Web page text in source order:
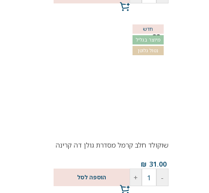
חדש
מיוצר בגליל
נטול גלוטן
שוקולד חלב קרמל מסדרת גולן דה קרינה
31.00
₪
-
+ הוספה לסל